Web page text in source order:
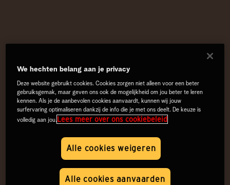
We hechten belang aan je privacy
Deze website gebruikt cookies. Cookies zorgen niet alleen voor een beter
gebruiksgemak, maar geven ons ook de mogelijkheid om jou beter te leren
kennen. Als je de aanbevolen cookies aanvaardt, kunnen wij jouw
surfervaring optimaliseren dankzij de info die je met ons deelt. De keuze is
volledig aan jou.Lees meer over ons cookiebeleid
Alle cookies weigeren
Alle cookies aanvaarden